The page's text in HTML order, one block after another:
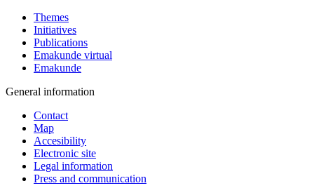
Themes
Initiatives
Publications
Emakunde virtual
Emakunde
General information
Contact
Map
Accesibility
Electronic site
Legal information
Press and communication